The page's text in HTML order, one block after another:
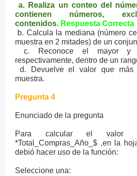
a. Realiza un conteo del
contienen números,
contenidos. Respuesta Correcta
b. Calcula la mediana (número
muestra en 2 mitades) de un
c. Reconoce el mayor y
respectivamente, dentro de un
d. Devuelve el valor que
muestra.
Pregunta 4
Enunciado de la pregunta
Para calcular el valor
*Total_Compras_Año_$ ,en la
debió hacer uso de la función:
Seleccione una: